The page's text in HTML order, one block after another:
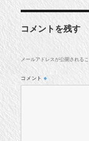
コメントを残す
メールアドレスが公開される
コメント ※